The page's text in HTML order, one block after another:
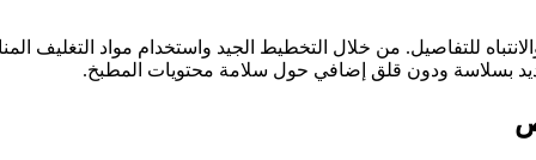
للتفاصيل. من خلال التخطيط الجيد واستخدام مواد التغليف
بسلاسة ودون قلق إضافي حول سلامة محتويات المطبخ.